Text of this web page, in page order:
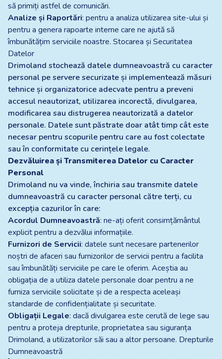
să primiți astfel de comunicări.
Analize și Raportări: pentru a analiza utilizarea site-ului și
pentru a genera rapoarte interne care ne ajută să
îmbunătățim serviciile noastre. Stocarea și Securitatea
Datelor
Drimoland stochează datele dumneavoastră cu caracter
personal pe servere securizate și implementează măsuri
tehnice și organizatorice adecvate pentru a preveni
accesul neautorizat, utilizarea incorectă, divulgarea,
modificarea sau distrugerea neautorizată a datelor
personale. Datele sunt păstrate doar atât timp cât este
necesar pentru scopurile pentru care au fost colectate
sau în conformitate cu cerințele legale.
Dezvăluirea și Transmiterea Datelor cu Caracter
Personal
Drimoland nu va vinde, închiria sau transmite datele
dumneavoastră cu caracter personal către terți, cu
excepția cazurilor în care:
Acordul Dumneavoastră: ne-ați oferit consimțământul
explicit pentru a dezvălui informațiile.
Furnizori de Servicii: datele sunt necesare partenerilor
noștri de afaceri sau furnizorilor de servicii pentru a facilita
sau îmbunătăți serviciile pe care le oferim. Aceștia au
obligația de a utiliza datele personale doar pentru a ne
furniza serviciile solicitate și de a respecta aceleași
standarde de confidențialitate și securitate.
Obligații Legale: dacă divulgarea este cerută de lege sau
pentru a proteja drepturile, proprietatea sau siguranța
Drimoland, a utilizatorilor săi sau a altor persoane. Drepturile
Dumneavoastră